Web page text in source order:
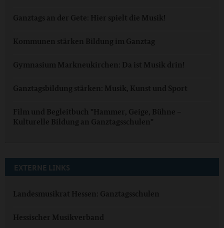
Ganztags an der Gete: Hier spielt die Musik!
Kommunen stärken Bildung im Ganztag
Gymnasium Markneukirchen: Da ist Musik drin!
Ganztagsbildung stärken: Musik, Kunst und Sport
Film und Begleitbuch "Hammer, Geige, Bühne –
Kulturelle Bildung an Ganztagsschulen"
EXTERNE LINKS
Landesmusikrat Hessen: Ganztagsschulen
Hessischer Musikverband